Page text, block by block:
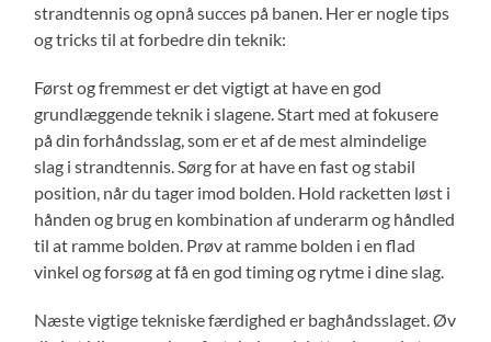
strandtennis og opnå succes på banen. Her er nogle tips
og tricks til at forbedre din teknik:
Først og fremmest er det vigtigt at have en god
grundlæggende teknik i slagene. Start med at fokusere
på din forhåndsslag, som er et af de mest almindelige
slag i strandtennis. Sørg for at have en fast og stabil
position, når du tager imod bolden. Hold racketten løst i
hånden og brug en kombination af underarm og håndled
til at ramme bolden. Prøv at ramme bolden i en flad
vinkel og forsøg at få en god timing og rytme i dine slag.
Næste vigtige tekniske færdighed er baghåndsslaget. Øv